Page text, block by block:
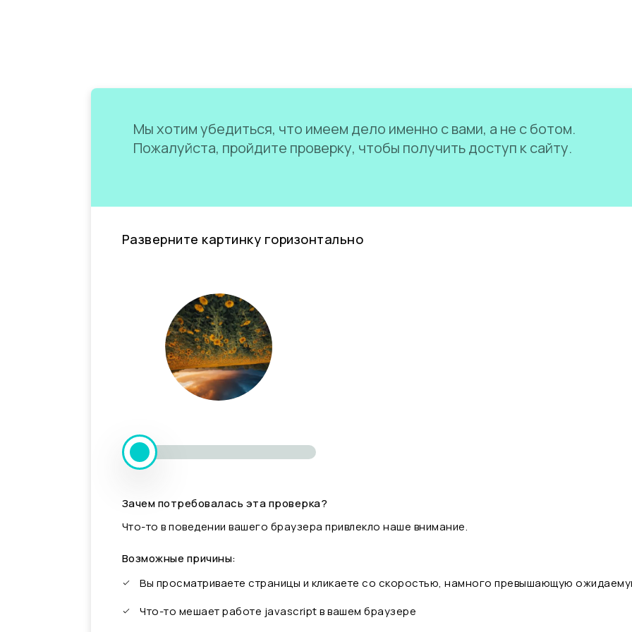
Мы хотим убедиться, что имеем дело именно с вами, а не с ботом.
Пожалуйста, пройдите проверку, чтобы получить доступ к сайту.
Разверните картинку горизонтально
Зачем потребовалась эта проверка?
Что-то в поведении вашего браузера привлекло наше внимание.
Возможные причины:
Вы просматриваете страницы и кликаете со скоростью, намного превышающую
Что-то мешает работе javascript в вашем браузере